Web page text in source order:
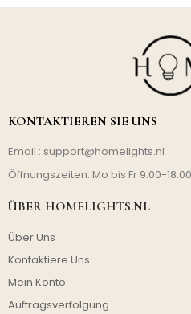
KONTAKTIEREN SIE UNS
Email : support@homelights.nl
Öffnungszeiten: Mo bis Fr 9.00-
ÜBER HOMELIGHTS.NL
Über Uns
Kontaktiere Uns
Mein Konto
Auftragsverfolgung